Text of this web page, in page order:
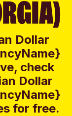
Dollar
check
Dollar
for free.